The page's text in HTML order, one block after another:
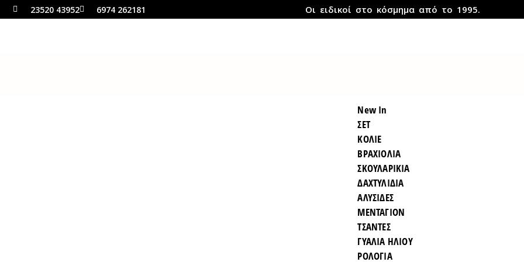
23520 43952 6974 262181 Οι ειδικοί στο κόσμημα από το 1995.
New In
ΣΕΤ
ΚΟΛΙΕ
ΒΡΑΧΙΟΛΙΑ
ΣΚΟΥΛΑΡΙΚΙΑ
ΔΑΧΤΥΛΙΔΙΑ
ΑΛΥΣΙΔΕΣ
ΜΕΝΤΑΓΙΟΝ
ΤΣΑΝΤΕΣ
ΓΥΑΛΙΑ ΗΛΙΟΥ
ΡΟΛΟΓΙΑ